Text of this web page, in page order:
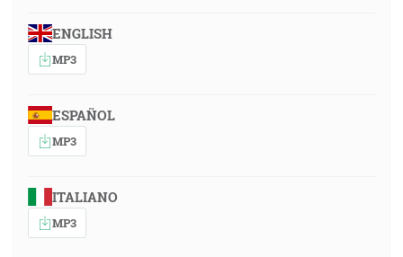
ENGLISH
MP3
ESPAÑOL
MP3
ITALIANO
MP3